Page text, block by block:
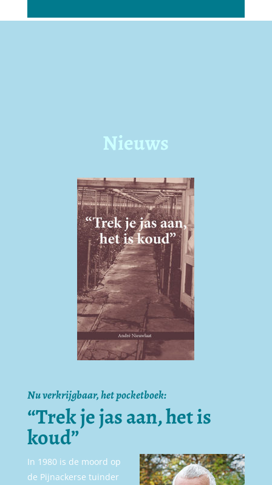
Nieuws
Nu verkrijgbaar, het pocketboek:
“Trek je jas aan, het is
koud”
In 1980 is de moord op
de Pijnackerse tuinder